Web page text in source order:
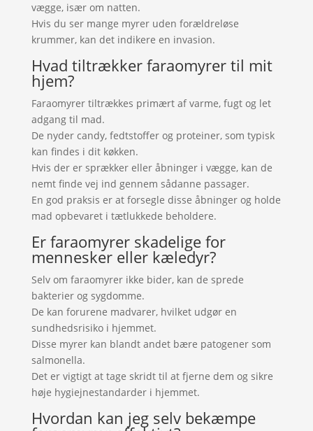
vægge, især om natten.
Hvis du ser mange myrer uden forældreløse
krummer, kan det indikere en invasion.
Hvad tiltrækker faraomyrer til mit
hjem?
Faraomyrer tiltrækkes primært af varme, fugt og let
adgang til mad.
De nyder candy, fedtstoffer og proteiner, som typisk
kan findes i dit køkken.
Hvis der er sprækker eller åbninger i vægge, kan de
nemt finde vej ind gennem sådanne passager.
En god praksis er at forsegle disse åbninger og holde
mad opbevaret i tætlukkede beholdere.
Er faraomyrer skadelige for
mennesker eller kæledyr?
Selv om faraomyrer ikke bider, kan de sprede
bakterier og sygdomme.
De kan forurene madvarer, hvilket udgør en
sundhedsrisiko i hjemmet.
Disse myrer kan blandt andet bære patogener som
salmonella.
Det er vigtigt at tage skridt til at fjerne dem og sikre
høje hygiejnestandarder i hjemmet.
Hvordan kan jeg selv bekæmpe